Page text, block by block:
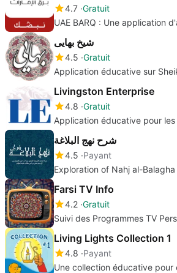
4.7 Gratuit
UAE BARQ : Une application
شیخ بهایی
4.5 Gratuit
Application éducative sur
Livingston Enterprise
4.8 Gratuit
Application éducative pour
شرح نهج البلاغة
4.5 Payant
Exploration of Nahj al-Balagha
Farsi TV Info
4.2 Gratuit
Suivi des Programmes TV
Living Lights Collection 1
4.8 Payant
Une collection éducative pour